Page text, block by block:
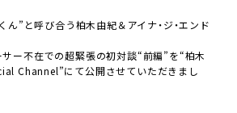
ん”と呼び合う柏木由紀＆アイナ・ジ・エンド
ー不在での超緊張の初対談“前編”を“柏木
Channel”にて公開させていただきまし